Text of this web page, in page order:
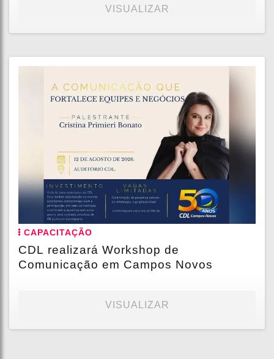
VISUALIZAR
CAPACITAÇÃO
CDL realizará Workshop de
Comunicação em Campos Novos
VISUALIZAR